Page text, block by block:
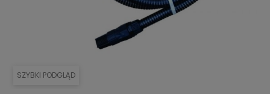
SZYBKI PODGLĄD